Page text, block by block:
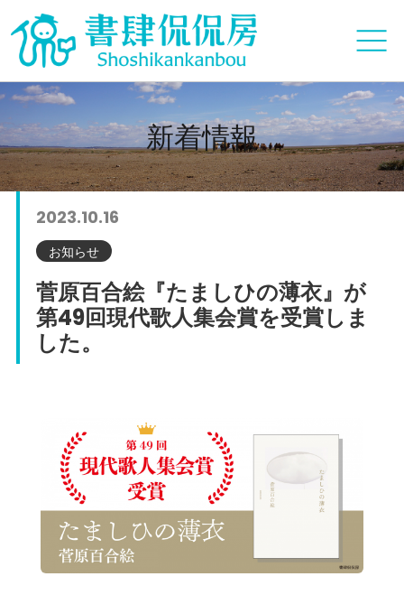
新着情報
2023.10.16
お知らせ
菅原百合絵『たましひの薄衣』が
第49回現代歌人集会賞を受賞しま
した。